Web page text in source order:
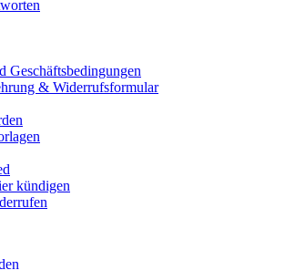
Geschäftsbedingungen
& Widerrufsformular
kündigen